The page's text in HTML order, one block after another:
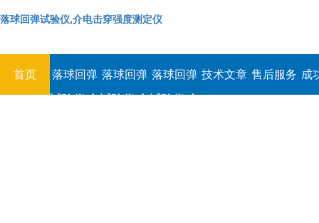
落球回弹试验仪,介电击穿强度测定仪
首页
落球回弹
试验仪,介
落球回弹
试验仪,介
落球回弹
试验仪,介
技术文章 售后服务 成